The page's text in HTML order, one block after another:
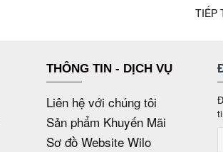
TIẾP
THÔNG TIN - DỊCH VỤ
Liên hệ với chúng tôi
Sản phẩm Khuyến Mãi
Sơ đồ Website Wilo